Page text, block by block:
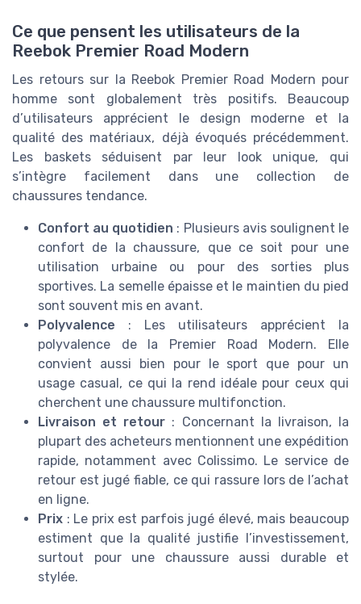
Ce que pensent les utilisateurs de la
Reebok Premier Road Modern
Les retours sur la Reebok Premier Road Modern pour
homme sont globalement très positifs. Beaucoup
d’utilisateurs apprécient le design moderne et la
qualité des matériaux, déjà évoqués précédemment.
Les baskets séduisent par leur look unique, qui
s’intègre facilement dans une collection de
chaussures tendance.
Confort au quotidien : Plusieurs avis soulignent le
confort de la chaussure, que ce soit pour une
utilisation urbaine ou pour des sorties plus
sportives. La semelle épaisse et le maintien du pied
sont souvent mis en avant.
Polyvalence : Les utilisateurs apprécient la
polyvalence de la Premier Road Modern. Elle
convient aussi bien pour le sport que pour un
usage casual, ce qui la rend idéale pour ceux qui
cherchent une chaussure multifonction.
Livraison et retour : Concernant la livraison, la
plupart des acheteurs mentionnent une expédition
rapide, notamment avec Colissimo. Le service de
retour est jugé fiable, ce qui rassure lors de l’achat
en ligne.
Prix : Le prix est parfois jugé élevé, mais beaucoup
estiment que la qualité justifie l’investissement,
surtout pour une chaussure aussi durable et
stylée.